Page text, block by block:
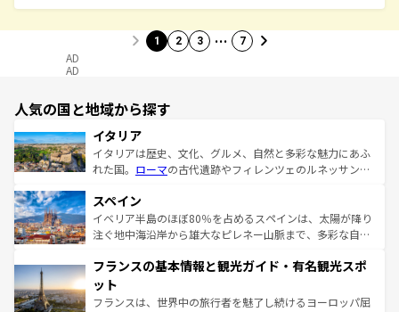
1 2 3 … 7
AD
AD
人気の国と地域から探す
イタリア
イタリアは歴史、文化、グルメ、自然と多彩な魅力にあふ
れた国。 ローマの古代遺跡やフィレンツェのルネッサンス
ろん、トスカーナの美しい田園風景やアマルフィ海岸の絶
景など、自然景観も見逃せない。観光の合間には、本場の
ピザやパスタなど、絶品のイタリア料理を堪能することも
ませてくれるイタリアで、忘れられない旅をしてみよう！
なお、新着のイタリア情報は
しい。
スペイン
イベリア半島のほぼ80％を占めるスペインは、太陽が降り
注ぐ地中海沿岸から雄大なピレネー山脈まで、多彩な自然
文化が根付くこの国では、情熱的なフラメンコ、熱気あふ
れる闘牛、そして美味しいタパスが生活の一部となってい
る。首都マドリードの洗練された雰囲気や、バルセロナの
フランスの基本情報と観光ガイド・有名観光スポ
ット
フランスは、世界中の旅行者を魅了し続けるヨーロッパ屈